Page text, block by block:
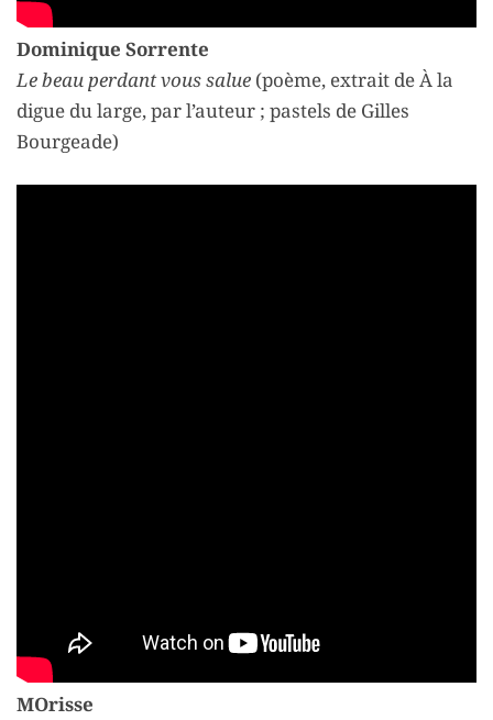
Dominique Sorrente
Le beau perdant vous salue (poème, extrait de À la
digue du large, par l’auteur ; pastels de Gilles
Bourgeade)
MOrisse